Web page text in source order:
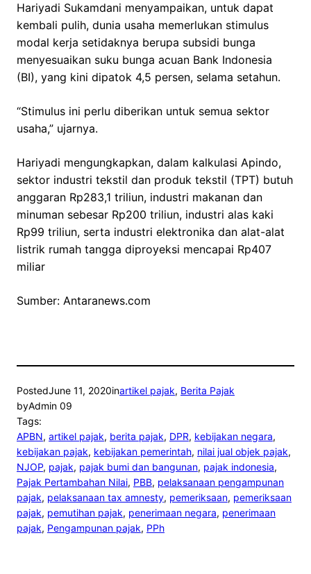
Hariyadi Sukamdani menyampaikan, untuk dapat
kembali pulih, dunia usaha memerlukan stimulus
modal kerja setidaknya berupa subsidi bunga
menyesuaikan suku bunga acuan Bank Indonesia
(BI), yang kini dipatok 4,5 persen, selama setahun.
“Stimulus ini perlu diberikan untuk semua sektor
usaha,” ujarnya.
Hariyadi mengungkapkan, dalam kalkulasi Apindo,
sektor industri tekstil dan produk tekstil (TPT) butuh
anggaran Rp283,1 triliun, industri makanan dan
minuman sebesar Rp200 triliun, industri alas kaki
Rp99 triliun, serta industri elektronika dan alat-alat
listrik rumah tangga diproyeksi mencapai Rp407
miliar
Sumber: Antaranews.com
PostedJune 11, 2020inartikel pajak, Berita Pajak
byAdmin 09
Tags:
APBN, artikel pajak, berita pajak, DPR, kebijakan negara
kebijakan pajak, kebijakan pemerintah, nilai jual objek pajak
NJOP, pajak, pajak bumi dan bangunan, pajak indonesia
Pajak Pertambahan Nilai, PBB, pelaksanaan pengampunan
pajak, pelaksanaan tax amnesty, pemeriksaan, pemeriksaan
pajak, pemutihan pajak, penerimaan negara, penerimaan
pajak, Pengampunan pajak, PPh